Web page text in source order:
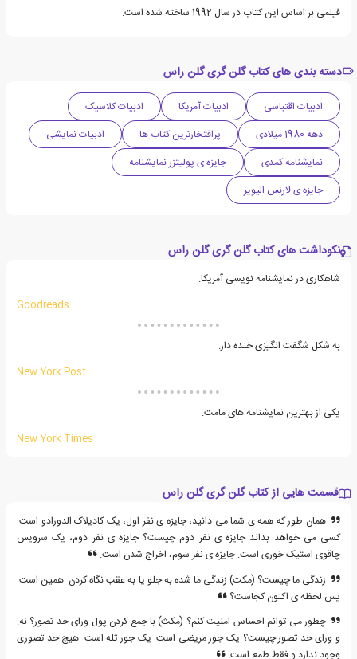
فیلمی بر اساس این کتاب در سال 1992 ساخته شده است.
دسته بندی های کتاب گلن گری گلن راس
ادبیات اقتباسی ادبیات آمریکا
ادبیات کلاسیک
دهه 1980 میلادی
پرافتخارترین کتاب ها
ادبیات نمایشی
نمایشنامه کمدی
جایزه ی پولیتزر نمایشنامه
جایزه ی لارنس الیویر
نکوداشت های کتاب گلن گری گلن راس
شاهکاری در نمایشنامه نویسی آمریکا.
Goodreads
به شکل شگفت انگیزی خنده دار.
New York Post
یکی از بهترین نمایشنامه های مامت.
New York Times
قسمت هایی از کتاب گلن گری گلن راس
همان طور که همه ی شما می دانید، جایزه ی نفر اول، یک کادیلاک الدورادو است.
کسی می خواهد بداند جایزه ی نفر دوم چیست؟ جایزه ی نفر دوم، یک سرویس
چاقوی استیک خوری است. جایزه ی نفر سوم، اخراج شدن است.
زندگی ما چیست؟ (مکث) زندگی ما شده به جلو یا به عقب نگاه کردن. همین است.
پس لحظه ی اکنون کجاست؟
چطور می توانم احساس امنیت کنم؟ (مکث) با جمع کردن پول ورای حد تصور؟ نه.
و ورای حد تصور چیست؟ یک جور مریضی است. یک جور تله است. هیچ حد تصوری
وجود ندارد و فقط طمع است.